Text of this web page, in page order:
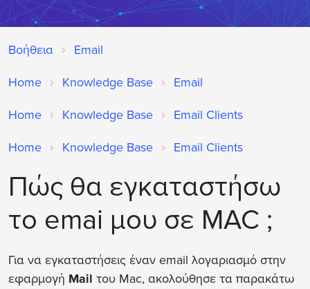
Βοήθεια Email
Home Knowledge Base Email
Home Knowledge Base Email Clients
Home Knowledge Base Email Clients
Πώς θα εγκαταστήσω
το emai μου σε MAC ;
Για να εγκαταστήσεις έναν email λογαριασμό στην
εφαρμογή Mail του Mac, ακολούθησε τα παρακάτω